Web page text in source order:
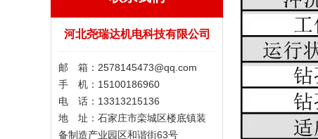
河北尧瑞达机电科技有限公司
邮 箱：2578145473@qq.com
手 机：15100186960
电 话：13313215136
地 址：石家庄市栾城区楼底镇装
备制造产业园区和谐街63号